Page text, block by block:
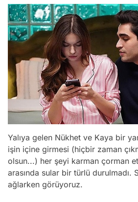
Yalıya gelen Nükhet ve Kaya bir
işin içine girmesi (hiçbir zaman
olsun...) her şeyi karman çorman
arasında sular bir türlü durulmadı.
ağlarken görüyoruz.